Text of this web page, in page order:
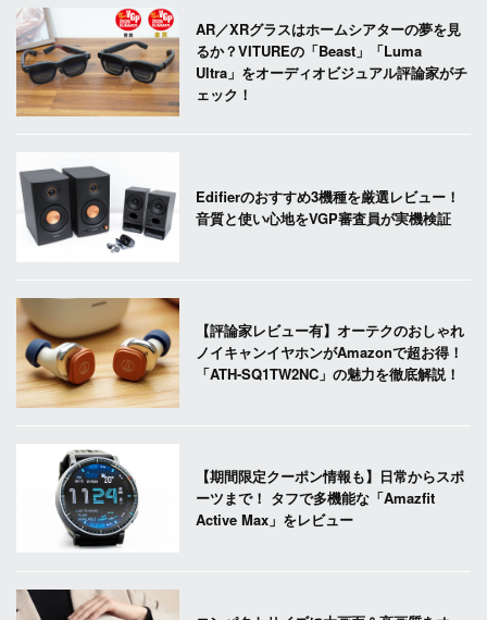
AR／XRグラスはホームシアターの夢を見
るか？VITUREの「Beast」「Luma
Ultra」をオーディオビジュアル評論家がチ
ェック！
Edifierのおすすめ3機種を厳選レビュー！
音質と使い心地をVGP審査員が実機検証
【評論家レビュー有】オーテクのおしゃれ
ノイキャンイヤホンがAmazonで超お得！
「ATH-SQ1TW2NC」の魅力を徹底解説！
【期間限定クーポン情報も】日常からスポ
ーツまで！ タフで多機能な「Amazfit
Active Max」をレビュー